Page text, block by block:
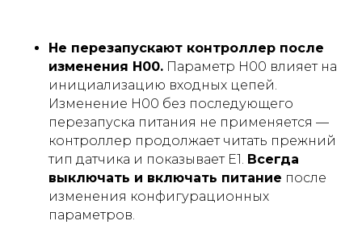
Не перезапускают контроллер после
изменения H00. Параметр H00 влияет на
инициализацию входных цепей.
Изменение H00 без последующего
перезапуска питания не применяется —
контроллер продолжает читать прежний
тип датчика и показывает E1. Всегда
выключать и включать питание после
изменения конфигурационных
параметров.